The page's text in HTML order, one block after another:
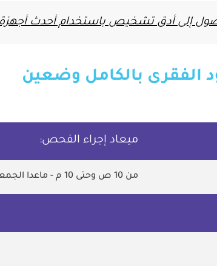
إلى أدق تشخيص باستخدام أحدث أجهزة
الفقرى بالكامل وضعين
ميعاد إجراء الفحص:
من 10 ص وحتى 10 م - ماعدا الجمعة